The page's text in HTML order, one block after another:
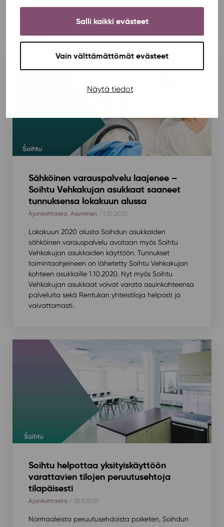
Salli kaikki evästeet
Vain välttämättömät evästeet
Näytä tiedot
liiketoimintaan liittyvässä päätöksenteossa
ylioppilaskunnan päätöksentekoelimille....
Sähköinen varauspalvelu laajenee –
Soihtu Vehkakujan asukkaat saaneet
tunnuksensa lokakuun alussa
Ajankohtaista, Asuminen / 1.10.2020
Lokakuun 2020 alusta Soihdun asukkaiden
sähköinen varauspalvelu avataan myös Soihtu
Vehkakujan asukkaiden käyttöön. Tunnukset
toimintaohjeineen on lähetetty Soihtu Vehkakujan
kohteen asukkaille 1.10.2020. Nyt myös Soihtu
Vehkakujan asukkaat voivat varata asuinkohteensa
palveluita sekä Rentukan yhteistiloja helposti ja
vaivattomasti.
Soihtu helpottaa yksityiskäyttöön
varattavien tilojen peruutusehtoja
tilapäisesti
Ajankohtaista / 28.9.2020
Normaaleista peruutusehdoista poiketen, Soihdun